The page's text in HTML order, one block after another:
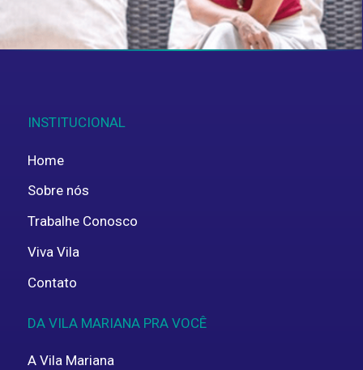
ENVIAR
INSTITUCIONAL
Home
Sobre nós
Trabalhe Conosco
Viva Vila
Contato
DA VILA MARIANA PRA VOCÊ
A Vila Mariana